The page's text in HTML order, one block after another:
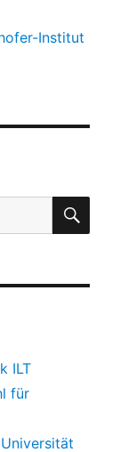
Institut
ILT
für